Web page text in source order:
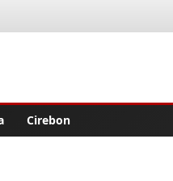
Cirebon